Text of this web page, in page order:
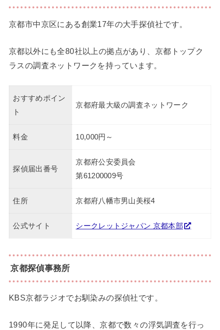
京都市中京区にある創業17年の大手探偵社です。
京都以外にも全80社以上の拠点があり、京都トップク
ラスの調査ネットワークを持っています。
おすすめポイン
ト
京都府最大級の調査ネットワーク
料金 10,000円～
探偵届出番号
京都府公安委員会
第61200009号
住所 京都府八幡市男山美桜4
公式サイト シークレットジャパン 京都本部
京都探偵事務所
KBS京都ラジオでお馴染みの探偵社です。
1990年に発足して以降、京都で数々の浮気調査を行っ